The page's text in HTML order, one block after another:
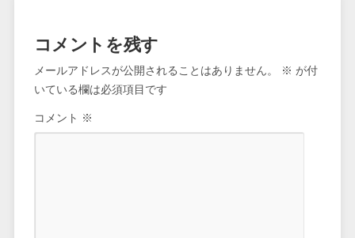
コメントを残す
メールアドレスが公開されることはありません。 ※ が付
いている欄は必須項目です
コメント ※